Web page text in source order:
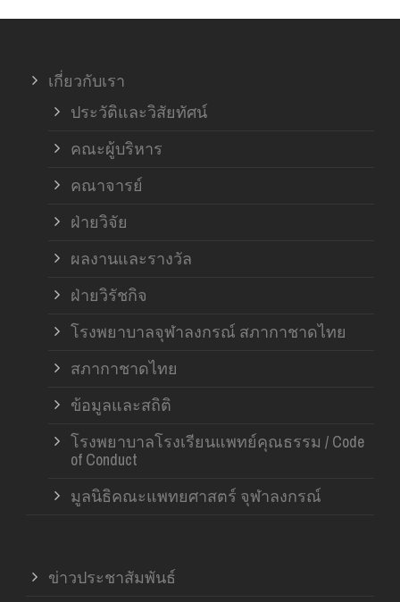
เกี่ยวกับเรา
ประวัติและวิสัยทัศน์
คณะผู้บริหาร
คณาจารย์
ฝ่ายวิจัย
ผลงานและรางวัล
ฝ่ายวิรัชกิจ
โรงพยาบาลจุฬาลงกรณ์ สภากาชาดไทย
สภากาชาดไทย
ข้อมูลและสถิติ
โรงพยาบาลโรงเรียนแพทย์คุณธรรม / Code
of Conduct
มูลนิธิคณะแพทยศาสตร์ จุฬาลงกรณ์
ข่าวประชาสัมพันธ์